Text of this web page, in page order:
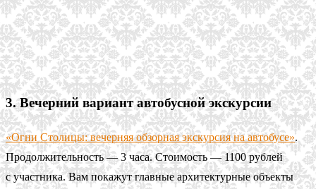
3. Вечерний вариант автобусной экскурсии
«Огни Столицы: вечерняя обзорная экскурсия на автобусе».
Продолжительность — 3 часа. Стоимость — 1100 рублей
с участника. Вам покажут главные архитектурные объекты